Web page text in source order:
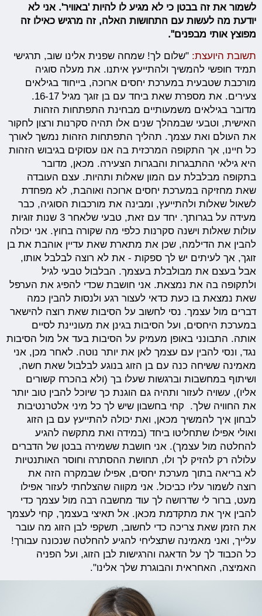
לשמור את זה בבטן כי לא מגיע לו להיות 'באוויר'. אני לא
יודעת מה לעשות עם התחושות האלה, זה מרגיש כאילו זה
מפוצץ אותי מבפנים".
תשובת היועצת: "שלום לך! שמחה שפנית אלינו שוב, תרגישי
תמיד חופשי להמשיך ולהתייעץ איתנו. את מעלה סוגיה
מורכבת שטבעית במערכת יחסים ארוכה, בייחוד בגילאים
צעירים. את מספרת שאת ביחד עם בן זוגך מגיל 16-17.
מדובר בגילאים משמעותיים מבחינת התפתחות הזהות
האישית, וטבעי שבמהלך שנים אלו תהיה סקרנות ורצון לחקור
את העולם ואת עצמך. תהליך התפתחות הזהות נמשך לאורך
כל חיינו, אך התקופה המרכזית בה אנו עסוקים בגיבוש הזהות
היא גילאי ההתבגרות והבגרות הצעירה. מכאן, מדובר
בתקופה מבלבלת עם המון שאלות ותהיות. עצם העובדה
שאת מחזיקה במערכת יחסים ארוכה ואוהבת, לא מפחדת
לשאול שאלות ולהתייעץ, ומבינה את מורכבות הסוגיה, כבר
מעידה על בגרותך. יחד עם זאת, טבעי שלאחר 3 שנות זוגיות
עולות שאלות וישנה סקרנות כלפי מה שקורה בחוץ. אני יכולה
להבין את הדילמה, שכן את מתארת שאת עדיין אוהבת את בן
זוגך, אך לעיתים יש לך ספקות - את לא רוצה לבלבל אותו,
אבל בעצם את מבולבלת בעצמך. הבלבול טבעי לגיל
ולתקופה בה את נמצאת. אני חושבת שכדי להפיג את הערפל
שאת נמצאת בו כעת כדאי לעצור רגע ולנסות להבין כמה
דברים מול עצמך. נסי לחשוב על הסיבות שאת רוצה להישאר
במערכת היחסים, ועל הסיבות בגינן את מעוניינת לסיים
אותה. התבונני באופן מעמיק על הסיבות בעד אל מול הסיבות
נגד, ונסי להבין עם עצמך לאן את יותר נוטה. לאחר מכן, אני
מאמינה ששיחה כנה עם בן הזוג בנוגע לבלבול שאת חשה,
ושיתוף במחשבות וברגשות שעלו בך (ולא בהכרח קשורים
אליו), עשויה לעזור ותהיה גם הוגנת כך שיוכל להבין טוב יותר
את החוויה שלך. קחי בחשבון שיש לך כל מיני אלטרנטיבות
לבחון איך להמשיך מכאן, ואת יכולה להתייעץ עם בן הזוג
ואולי אפילו שתחליטו ביחד (במידה ואת מתקשה להגיע
להחלטה מול עצמך). אני חושבת ששמירה בבטן של הדברים
עלולה רק להזיק לך ולו, תחושת ההסתרה וחוסר האותנטיות
לא בריאה בתוך מערכת יחסים, אפילו שבמקרה הזה את
רוצה לשמור עליו כביכול. אני מקווה שהצלחתי לעזור אפילו
מעט, ברור לי שדרושה לך עוד מחשבה רבה מול עצמך כדי
להבין איך את מתקדמת מכאן. אל תאיצי בעצמך, קחי לעצמך
את הזמן שאת צריכה כדי לחשוב, תשקפי לבן הזוג מה עובר
עלייך, ואני מאמינה שתצליחי להגיע להחלטה שנכונה עבורך!
כל הכבוד לך על הדאגה והרגישות לבן הזוג, ועל הפניה
האמיצה, האחראית והבוגרת שלך אלינו".